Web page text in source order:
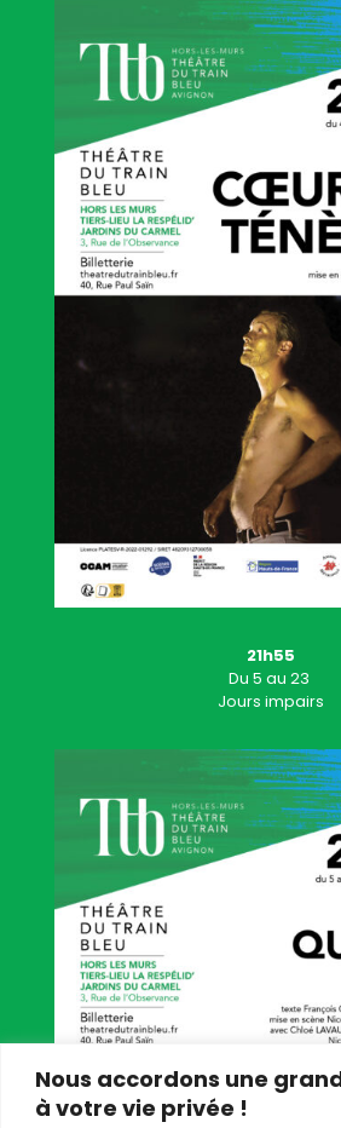
Nous accordons une
à votre vie privée !
21h55
Du 5 au 23
Jours impairs